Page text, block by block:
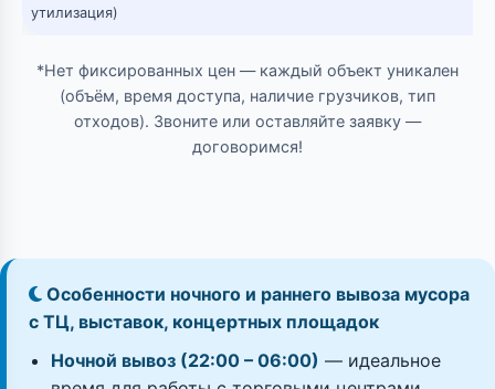
утилизация)
*Нет фиксированных цен — каждый объект уникален
(объём, время доступа, наличие грузчиков, тип
отходов). Звоните или оставляйте заявку —
договоримся!
Особенности ночного и раннего вывоза мусора
с ТЦ, выставок, концертных площадок
Ночной вывоз (22:00 – 06:00) — идеальное